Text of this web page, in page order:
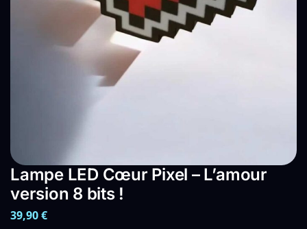
Lampe LED Cœur Pixel – L’amour
version 8 bits !
39,90€